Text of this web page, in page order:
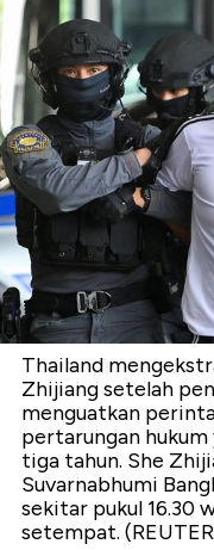
Thailand
Zhijiang setelah
menguatkan
pertarungan
tiga tahun. She
Suvarnabhumi
sekitar pukul 16.30
setempat.